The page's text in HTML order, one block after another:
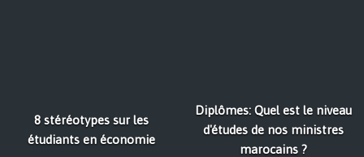
8 stéréotypes sur les
étudiants en économie
Diplômes: Quel est le niveau
d'études de nos ministres
marocains ?